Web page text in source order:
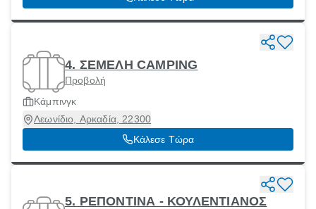
4. ΣΕΜΕΛΗ CAMPING
Προβολή
Κάμπινγκ
Λεωνίδιο, Αρκαδία, 22300
Κάλεσε Τώρα
5. ΡΕΠΟΝΤΙΝΑ - ΚΟΥΛΕΝΤΙΑΝΟΣ